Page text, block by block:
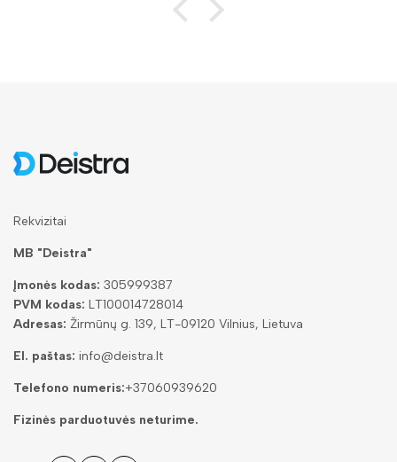
Rekvizitai
MB "Deistra"
Įmonės kodas: 305999387
PVM kodas: LT100014728014
Adresas: Žirmūnų g. 139, LT-09120 Vilnius, Lietuva
El. paštas: info@deistra.lt
Telefono numeris:+37060939620
Fizinės parduotuvės neturime.